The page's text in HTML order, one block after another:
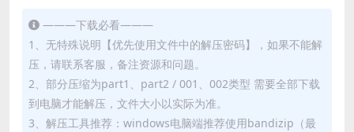
———下载必看———
1、无特殊说明【优先使用文件中的解压密码】，如果不能解
压，请联系客服，备注资源和问题。
2、部分压缩为part1、part2 / 001、002类型 需要全部下载
到电脑才能解压，文件大小以实际为准。
3、解压工具推荐：windows电脑端推荐使用bandizip（最